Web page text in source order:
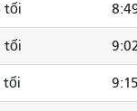
tối
tối
tối